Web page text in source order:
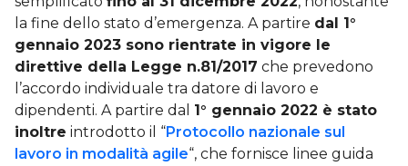
la fine dello stato d’emergenza. A partire dal 1°
gennaio 2023 sono rientrate in vigore le
direttive della Legge n.81/2017 che prevedono
l’accordo individuale tra datore di lavoro e
dipendenti. A partire dal 1° gennaio 2022 è stato
inoltre introdotto il “Protocollo nazionale sul
lavoro in modalità agile“, che fornisce linee guida